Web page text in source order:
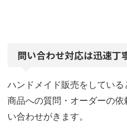
問い合わせ対応は迅速丁
ハンドメイド販売をしている
商品への質問・オーダーの
い合わせがきます。